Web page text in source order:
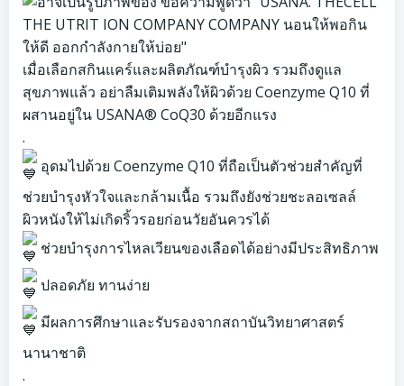
เมื่อเลือกสกินแคร์และผลิตภัณฑ์บำรุงผิว รวมถึงดูแล
สุขภาพแล้ว อย่าลืมเติมพลังให้ผิวด้วย Coenzyme Q10 ที่
ผสานอยู่ใน USANA® CoQ30 ด้วยอีกแรง
.
อุดมไปด้วย Coenzyme Q10 ที่ถือเป็นตัวช่วยสำคัญที่
ช่วยบำรุงหัวใจและกล้ามเนื้อ รวมถึงยังช่วยชะลอเซลล์
ผิวหนังให้ไม่เกิดริ้วรอยก่อนวัยอันควรได้
ช่วยบำรุงการไหลเวียนของเลือดได้อย่างมีประสิทธิภาพ
ปลอดภัย ทานง่าย
มีผลการศึกษาและรับรองจากสถาบันวิทยาศาสตร์
นานาชาติ
.